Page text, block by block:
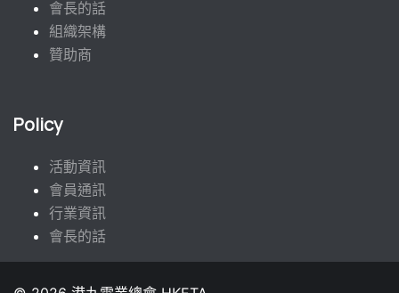
會長的話
組織架構
贊助商
Policy
活動資訊
會員通訊
行業資訊
會長的話